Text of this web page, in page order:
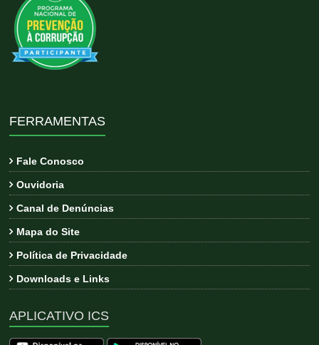
FERRAMENTAS
Fale Conosco
Ouvidoria
Canal de Denúncias
Mapa do Site
Política de Privacidade
Downloads e Links
APLICATIVO ICS